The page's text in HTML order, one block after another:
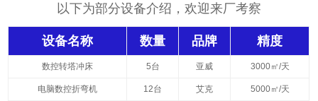
以下为部分设备介绍，欢迎来厂考察
设备名称 数量 品牌 精度
数控转塔冲床 5台 亚威 3000㎡/天
电脑数控折弯机 12台 艾克 5000㎡/天